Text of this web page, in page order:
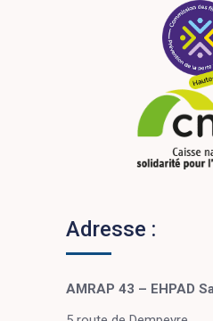
Adresse :
AMRAP 43 – EHPAD